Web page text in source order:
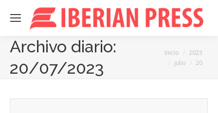
Archivo diario:
20/07/2023
Estás aquí:
Inicio
2023
julio
20